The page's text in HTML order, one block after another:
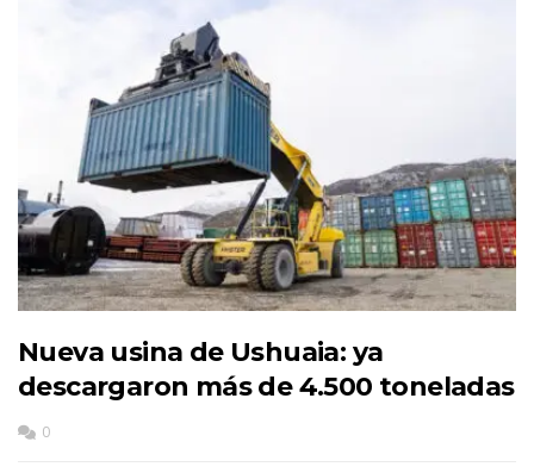
Nueva usina de Ushuaia: ya
descargaron más de 4.500 toneladas
0